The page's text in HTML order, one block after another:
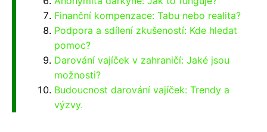
Finanční kompenzace: Tabu nebo realita?
Podpora a sdílení zkušeností: Kde hledat
pomoc?
Darování vajíček v zahraničí: Jaké jsou
možnosti?
Budoucnost darování vajíček: Trendy a
výzvy.